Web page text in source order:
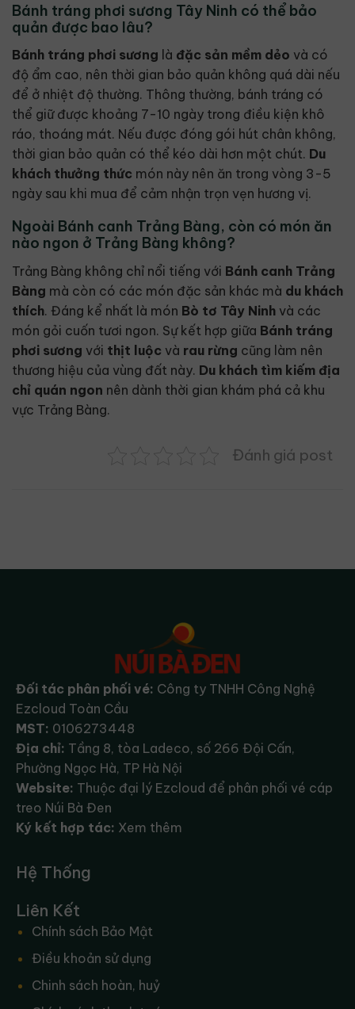
Bánh tráng phơi sương Tây Ninh có thể bảo
quản được bao lâu?
Bánh tráng phơi sương là đặc sản mềm dẻo và có
độ ẩm cao, nên thời gian bảo quản không quá dài nếu
để ở nhiệt độ thường. Thông thường, bánh tráng có
thể giữ được khoảng 7-10 ngày trong điều kiện khô
ráo, thoáng mát. Nếu được đóng gói hút chân không,
thời gian bảo quản có thể kéo dài hơn một chút. Du
khách thưởng thức món này nên ăn trong vòng 3-5
ngày sau khi mua để cảm nhận trọn vẹn hương vị.
Ngoài Bánh canh Trảng Bàng, còn có món ăn
nào ngon ở Trảng Bàng không?
Trảng Bàng không chỉ nổi tiếng với Bánh canh Trảng
Bàng mà còn có các món đặc sản khác mà du khách
thích. Đáng kể nhất là món Bò tơ Tây Ninh và các
món gỏi cuốn tươi ngon. Sự kết hợp giữa Bánh tráng
phơi sương với thịt luộc và rau rừng cũng làm nên
thương hiệu của vùng đất này. Du khách tìm kiếm địa
chỉ quán ngon nên dành thời gian khám phá cả khu
vực Trảng Bàng.
Đánh giá post
Đối tác phân phối vé: Công ty TNHH Công Nghệ
Ezcloud Toàn Cầu
MST: 0106273448
Địa chỉ: Tầng 8, tòa Ladeco, số 266 Đội Cấn,
Phường Ngọc Hà, TP Hà Nội
Website: Thuộc đại lý Ezcloud để phân phối vé cáp
treo Núi Bà Đen
Ký kết hợp tác: Xem thêm
Hệ Thống
Liên Kết
Chính sách Bảo Mật
Điều khoản sử dụng
Chinh sách hoàn, huỷ